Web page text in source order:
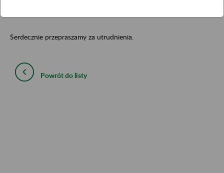
Serdecznie przepraszamy za utrudnienia.
Powrót do listy